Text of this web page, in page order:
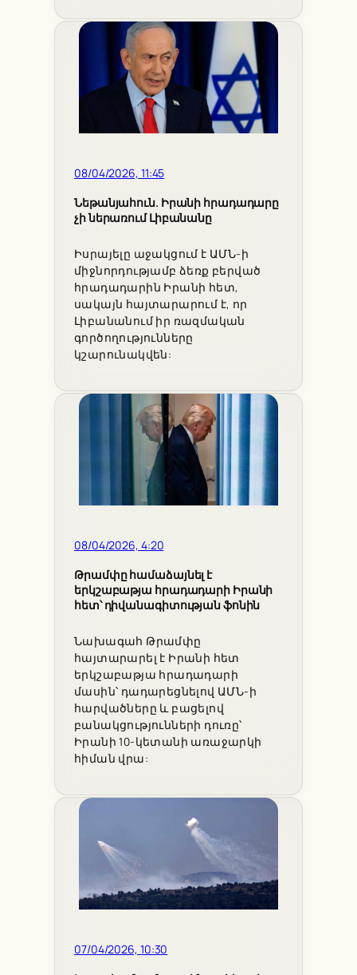
08/04/2026, 11:45
Նեթանյահուն. Իրանի հրադադարը
չի ներառում Լիբանանը
Իսրայելը աջակցում է ԱՄՆ-ի
միջնորդությամբ ձեռք բերված
հրադադարին Իրանի հետ,
սակայն հայտարարում է, որ
Լիբանանում իր ռազմական
գործողությունները
կշարունակվեն:
08/04/2026, 4:20
Թրամփը համաձայնել է
երկշաբաթյա հրադադարի Իրանի
հետ՝ դիվանագիտության ֆոնին
Նախագահ Թրամփը
հայտարարել է Իրանի հետ
երկշաբաթյա հրադադարի
մասին՝ դադարեցնելով ԱՄՆ-ի
հարվածները և բացելով
բանակցությունների դուռը՝
Իրանի 10-կետանի առաջարկի
հիման վրա:
07/04/2026, 10:30